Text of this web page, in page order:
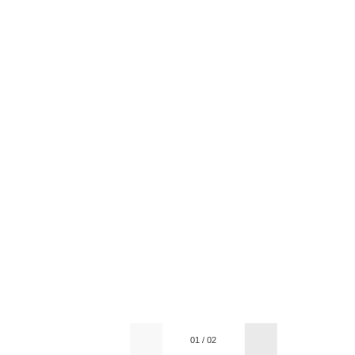
01 /02